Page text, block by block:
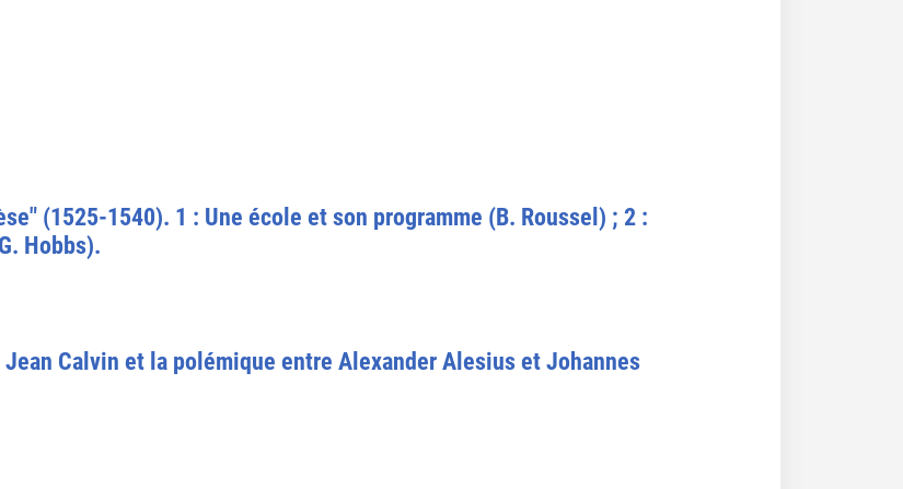
(1525-1540). 1 : Une école et son programme (B. Roussel) ; 2 :
Hobbs).
Calvin et la polémique entre Alexander Alesius et Johannes